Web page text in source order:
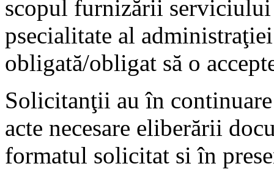
scopul furnizării
psecialitate al
obligată/obligat să o
Solicitanţii au în
acte necesare eliberării
formatul solicitat si în